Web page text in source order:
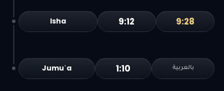
Isha 9:12 9:28
Jumuʿa 1:10 بالعربية